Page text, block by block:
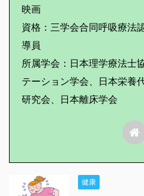
映画
資格：三学会合同呼吸療法
導員
所属学会：日本理学療法士
テーション学会、日本栄養
研究会、日本離床学会
健康